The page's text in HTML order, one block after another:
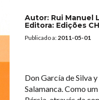
Autor: Rui Manuel
Editora: Edições
Publicado a: 2011-05-01
Don García de Silva
Salamanca. Como